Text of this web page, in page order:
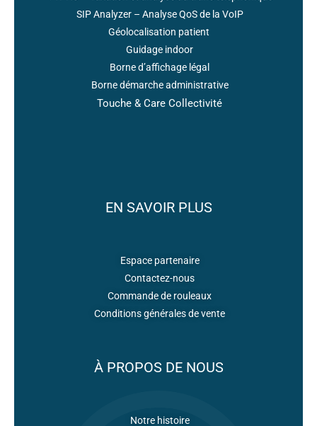
SIP Analyzer – Analyse QoS de la VoIP
Géolocalisation patient
Guidage indoor
Borne d’affichage légal
Borne démarche administrative
Touche & Care Collectivité
EN SAVOIR PLUS
Espace partenaire
Contactez-nous
Commande de rouleaux
Conditions générales de vente
À PROPOS DE NOUS
Notre histoire